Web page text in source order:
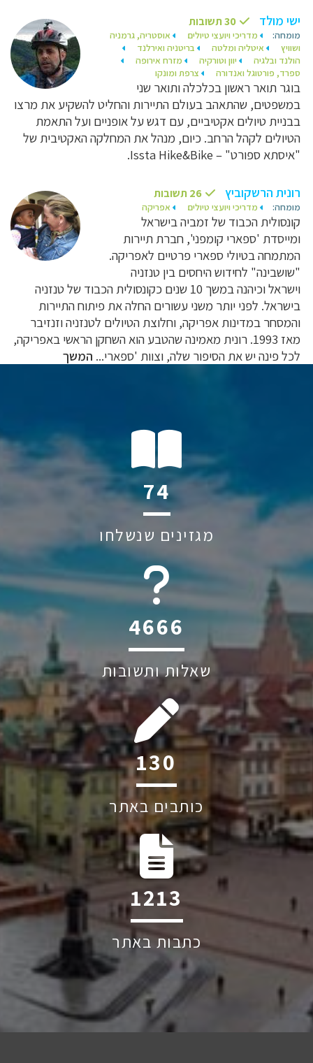
ישי מולד 30 תשובות
מומחה: מדריכי ויועצי טיולים
אוסטריה, גרמניה
ושוויץ
איטליה ומלטה
בריטניה ואירלנד
הולנד ובלגיה
יוון וטורקיה
מזרח אירופה
ספרד, פורטוגל ואנדורה
צרפת ומונקו
בוגר תואר ראשון בכלכלה ותואר שני
במשפטים, שהתאהב בעולם התיירות והחליט להשקיע את מרצו
בבניית טיולים אקטיביים, עם דגש על אופניים ועל התאמת
הטיולים לקהל הרחב. כיום, מנהל את המחלקה האקטיבית של
"איסתא ספורט" – Issta Hike&Bike.
רונית הרשקוביץ 26 תשובות
מומחה: מדריכי ויועצי טיולים אפריקה
קונסולית הכבוד של זמביה בישראל
ומייסדת 'ספארי קומפני', חברת תיירות
המתמחה בטיולי ספארי פרטיים לאפריקה.
"שושבינה" לחידוש היחסים בין טנזניה
וישראל וכיהנה במשך 10 שנים כקונסולית הכבוד של טנזניה
בישראל. לפני יותר משני עשורים החלה את פיתוח התיירות
והמסחר במדינות אפריקה, וחלוצת הטיולים לטנזניה וזנזיבר
מאז 1993. רונית מאמינה שהטבע הוא השחקן הראשי באפריקה,
לכל פינה יש את הסיפור שלה, וצוות 'ספארי... המשך
110
מגזינים שנשלחו
6045
שאלות ותשובות
193
כותבים באתר
1798
כתבות באתר